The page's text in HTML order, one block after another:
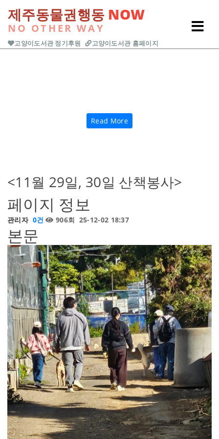
제주동물권행동 NOW
NO OTHER WAY
고양이도서관 정기후원 고양이도서관 홈페이지
Read More
<11월 29일, 30일 산책봉사>
페이지 정보
관리자 0건 906회 25-12-02 18:37
본문